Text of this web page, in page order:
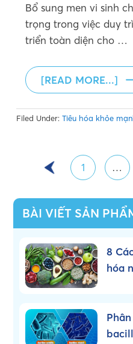
Bổ sung men vi sinh
trọng trong việc duy
triển toàn diện cho …
[READ MORE...]
Filed Under:Tiêu hóa khỏe
1 …
BÀI VIẾT SẢN
8
hóa